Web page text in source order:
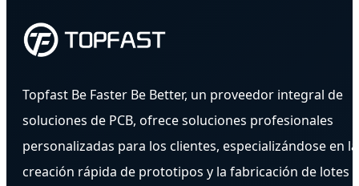
Topfast Be Faster Be Better, un proveedor integral de
soluciones de PCB, ofrece soluciones profesionales
personalizadas para los clientes, especializándose en la
creación rápida de prototipos y la fabricación de lotes